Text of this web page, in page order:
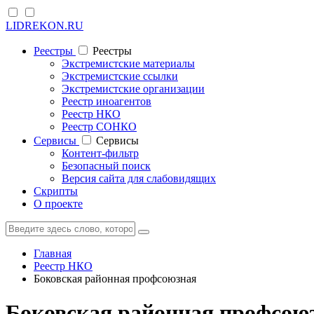
LIDREKON.RU
Реестры
Реестры
Экстремистские материалы
Экстремистские ссылки
Экстремистские организации
Реестр иноагентов
Реестр НКО
Реестр СОНКО
Cервисы
Cервисы
Контент-фильтр
Безопасный поиск
Версия сайта для слабовидящих
Скрипты
О проекте
Главная
Реестр НКО
Боковская районная профсоюзная